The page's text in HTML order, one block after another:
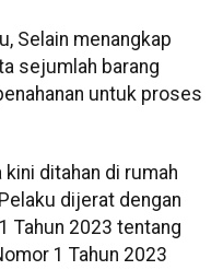
Selain menangkap
sejumlah barang
untuk proses
ditahan di rumah
dijerat dengan
Tahun 2023 tentang
1 Tahun 2023